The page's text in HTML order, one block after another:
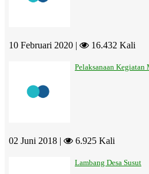
10 Februari 2020 | 16.432 Kali
Pelaksanaan
02 Juni 2018 | 6.925 Kali
Lambang Desa Susut